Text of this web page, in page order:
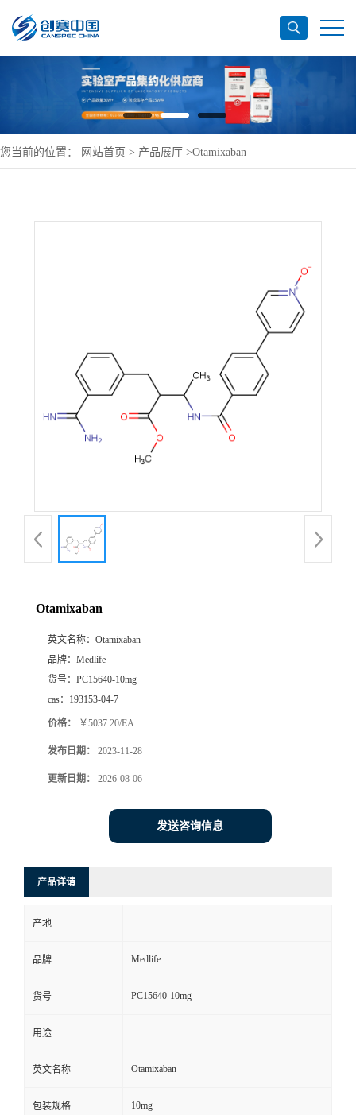
您当前的位置： 网站首页 > 产品展厅 >Otamixaban
Otamixaban
英文名称： Otamixaban
品牌： Medlife
货号： PC15640-10mg
cas： 193153-04-7
价格： ￥5037.20/EA
发布日期： 2023-11-28
更新日期： 2026-08-06
发送咨询信息
产品详请
产地
品牌 Medlife
货号 PC15640-10mg
用途
英文名称 Otamixaban
包装规格 10mg